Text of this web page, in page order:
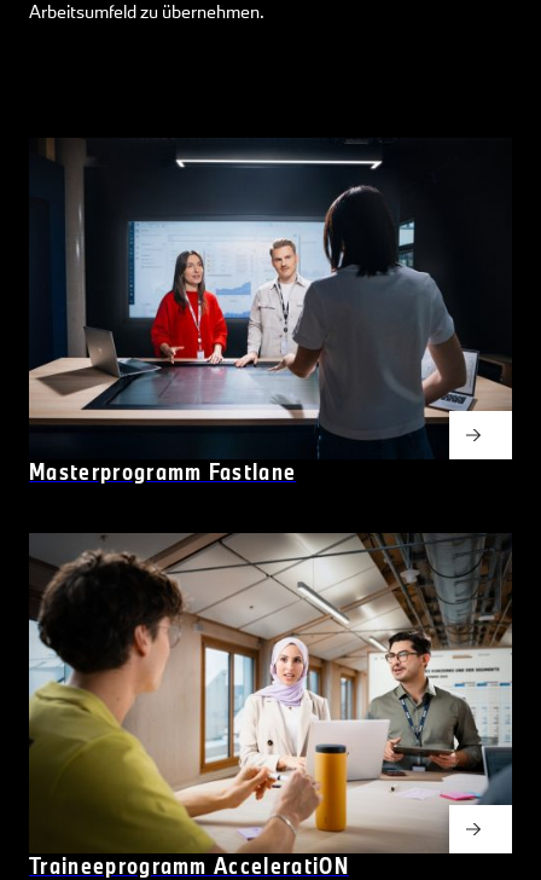
Arbeitsumfeld zu übernehmen.
Masterprogramm Fastlane
Traineeprogramm AcceleratiON